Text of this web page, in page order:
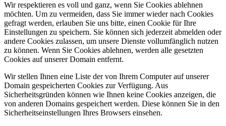
Wir respektieren es voll und ganz, wenn Sie Cookies ablehnen
möchten. Um zu vermeiden, dass Sie immer wieder nach Cookies
gefragt werden, erlauben Sie uns bitte, einen Cookie für Ihre
Einstellungen zu speichern. Sie können sich jederzeit abmelden oder
andere Cookies zulassen, um unsere Dienste vollumfänglich nutzen
zu können. Wenn Sie Cookies ablehnen, werden alle gesetzten
Cookies auf unserer Domain entfernt.
Wir stellen Ihnen eine Liste der von Ihrem Computer auf unserer
Domain gespeicherten Cookies zur Verfügung. Aus
Sicherheitsgründen können wie Ihnen keine Cookies anzeigen, die
von anderen Domains gespeichert werden. Diese können Sie in den
Sicherheitseinstellungen Ihres Browsers einsehen.